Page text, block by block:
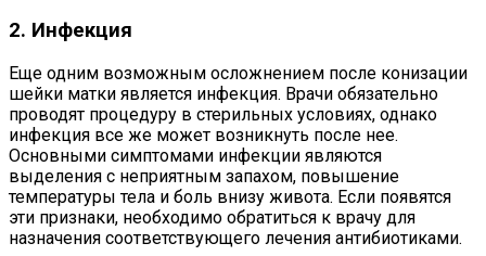
2. Инфекция
Еще одним возможным осложнением после конизации
шейки матки является инфекция. Врачи обязательно
проводят процедуру в стерильных условиях, однако
инфекция все же может возникнуть после нее.
Основными симптомами инфекции являются
выделения с неприятным запахом, повышение
температуры тела и боль внизу живота. Если появятся
эти признаки, необходимо обратиться к врачу для
назначения соответствующего лечения антибиотиками.